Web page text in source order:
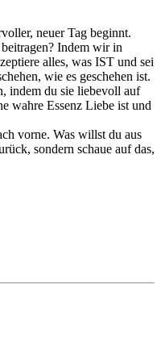
neuer Tag beginnt.
Indem wir in
alles, was IST und sei
wie es geschehen ist.
indem du sie liebevoll auf
wahre Essenz Liebe ist und
vorne. Was willst du aus
sondern schaue auf das,